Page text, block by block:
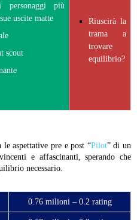
personaggi più
uscite matte
scout
Riuscirà la
trama a
trovare
equilibrio?
aspettative pre e post “Pilot” di un
e affascinanti, sperando che
necessario.
0.76 milioni – 0.2 rating